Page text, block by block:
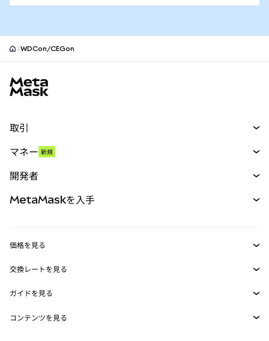
WDCon/CEGon
取引
パーペチュアル
RWA
マネー 新規
開発者
MetaMask Connect
Snaps
Web3サービス
MetaMaskを入手
セキュリティ
サポート
価格を見る
イーサリアムの価格
Solanaの価格
交換レートを見る
ETH→USD
USDT→INR
ガイドを見る
ETHの購入
コンテンツを見る